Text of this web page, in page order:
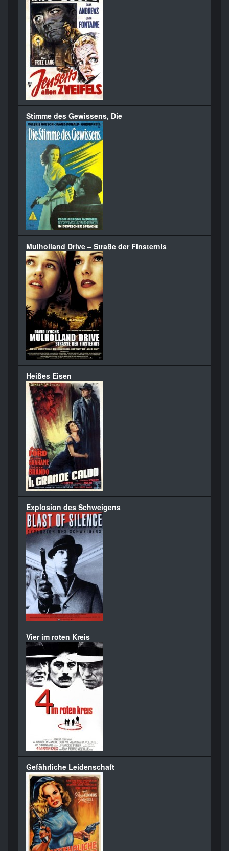
Stimme des Gewissens, Die
Mulholland Drive – Straße der Finsternis
Heißes Eisen
Explosion des Schweigens
Vier im roten Kreis
Gefährliche Leidenschaft